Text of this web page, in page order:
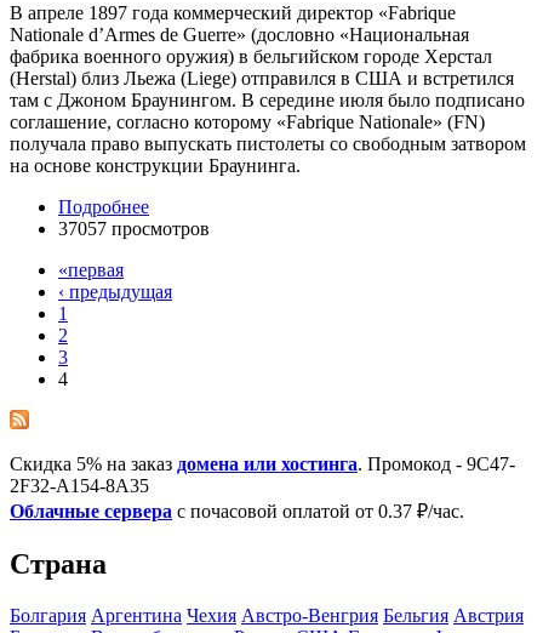
В апреле 1897 года коммерческий директор «Fabrique
Nationale d’Armes de Guerre» (дословно «Национальная
фабрика военного оружия) в бельгийском городе Херстал
(Herstal) близ Льежа (Liege) отправился в США и встретился
там с Джоном Браунингом. В середине июля было подписано
соглашение, согласно которому «Fabrique Nationale» (FN)
получала право выпускать пистолеты со свободным затвором
на основе конструкции Браунинга.
Подробнее
37057 просмотров
«первая
‹ предыдущая
1
2
3
4
Скидка 5% на заказ домена или хостинга. Промокод - 9C47-
2F32-A154-8A35
Облачные сервера с почасовой оплатой от 0.37 ₽/час.
Страна
Болгария Аргентина Чехия Австро-Венгрия Бельгия Австрия